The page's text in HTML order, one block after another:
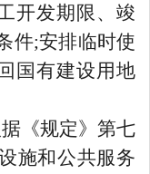
开发期限、竣
件;安排临时使
国有建设用地
《规定》第七
施和公共服务